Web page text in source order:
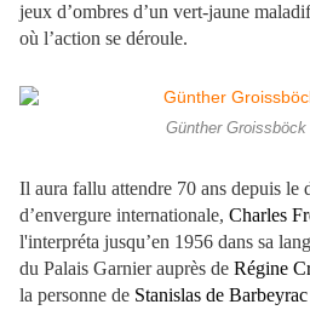
jeux d’ombres d’un vert-jaune
où l’action se déroule.
Günther Groissböck
Il aura fallu attendre 70 ans depuis le
d’envergure internationale, Charles
l'interpréta jusqu’en 1956 dans sa
du Palais Garnier auprès de Régine
la personne de Stanislas de Barbeyrac